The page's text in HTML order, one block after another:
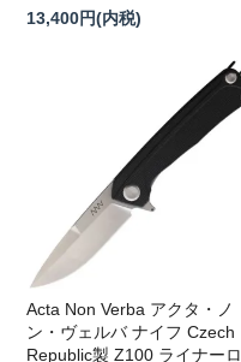
13,400円(内税)
Acta Non Verba アクタ・ノ
ン・ヴェルバ ナイフ Czech
Republic製 Z100 ライナーロ